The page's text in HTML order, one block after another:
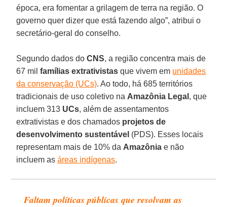
época, era fomentar a grilagem de terra na região. O
governo quer dizer que está fazendo algo”, atribui o
secretário-geral do conselho.
Segundo dados doCNS, a região concentra mais de
67 milfamílias extrativistas que vivem em unidades
da conservação (UCs). Ao todo, há 685 territórios
tradicionais de uso coletivo na Amazônia Legal , que
incluem 313 UCs, além de assentamentos
extrativistas e dos chamados projetos de
desenvolvimento sustentável (PDS). Esses locais
representam mais de 10% da Amazônia e não
incluem asáreas indígenas.
Faltam políticas públicas que resolvam as